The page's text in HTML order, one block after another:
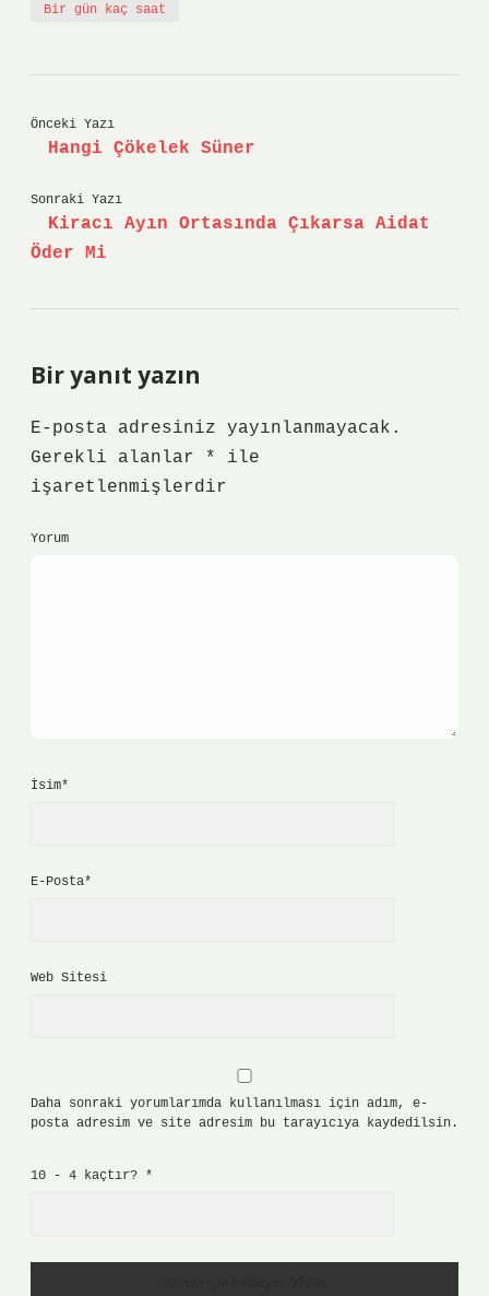
Bir gün kaç saat
Önceki Yazı
Hangi Çökelek Süner
Sonraki Yazı
Kiracı Ayın Ortasında Çıkarsa Aidat
Öder Mi
Bir yanıt yazın
E-posta adresiniz yayınlanmayacak.
Gerekli alanlar
*
ile
işaretlenmişlerdir
Yorum
İsim*
E-Posta*
Web Sitesi
Daha sonraki yorumlarımda kullanılması için adım, e-
posta adresim ve site adresim bu tarayıcıya kaydedilsin.
10 - 4 kaçtır? *